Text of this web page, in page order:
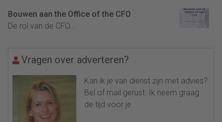
Bouwen aan the Office of the CFO
De rol van de CFO...
Vragen over adverteren?
Kan ik je van dienst zijn met advies?
Bel of mail gerust. Ik neem graag
de tijd voor je.